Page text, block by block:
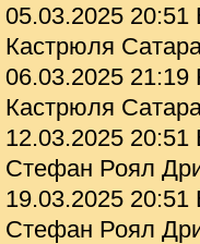
05.03.2025
Кастрюля
06.03.2025
Кастрюля
12.03.2025
Стефан Роял
19.03.2025
Стефан Роял